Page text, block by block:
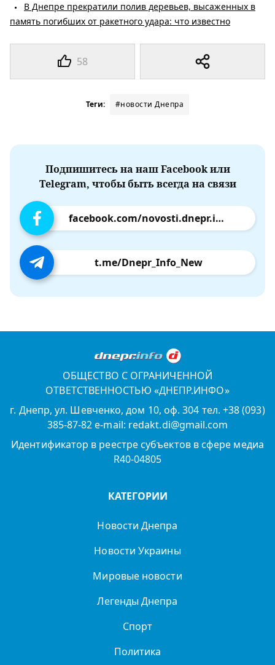
58
В Днепре прекратили полив деревьев, высаженных в
память погибших от ракетного удара: что известно
Теги: #новости Днепра
Подпишитесь на наш Facebook или
Telegram, чтобы быть всегда на связи
facebook.com/novosti.dnepr.info
t.me/Dnepr_Info_New
ОБЩЕСТВО С ОГРАНИЧЕННОЙ
ОТВЕТСТВЕННОСТЬЮ «ДНЕПР.ИНФО»
г. Днепр, ул. Шевченко, дом 10, оф. 304 тел. +38 (093)
385-87-82 e-mail: redakt.di@gmail.com
Идентификатор в реестре субъектов в сфере медиа
R40-04805
КАТЕГОРИИ
Новости Днепра
Новости Украины
Мировые новости
Легенды Днепра
Спорт
Политика